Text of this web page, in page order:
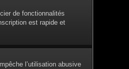
de fonctionnalités
est rapide et
l’utilisation abusive